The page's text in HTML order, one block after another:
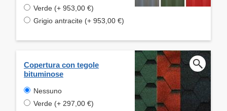
Verde (+ 953,00 €)
Grigio antracite (+ 953,00 €)
Copertura con tegole
bituminose
Nessuno
Verde (+ 297,00 €)